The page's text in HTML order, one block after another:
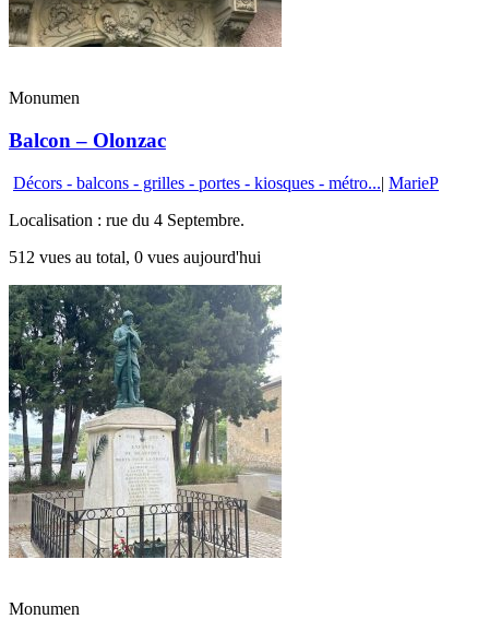
Monumen
Balcon – Olonzac
Décors - balcons - grilles - portes - kiosques - métro...| MarieP
Localisation : rue du 4 Septembre.
512 vues au total, 0 vues aujourd'hui
Monumen